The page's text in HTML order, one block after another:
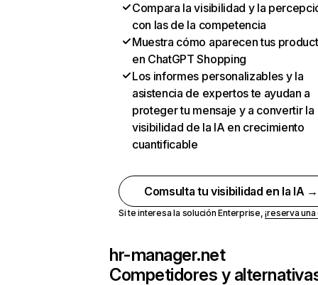
Compara la visibilidad y la
con las de la competencia
Muestra cómo aparecen tus
en ChatGPT Shopping
Los informes personalizables y la
asistencia de expertos te ayudan a
proteger tu mensaje y a convertir la
visibilidad de la IA en crecimiento
cuantificable
Comsulta tu visibilidad en la IA →
Si te interesa la solución Enterprise,¡reserva
hr-manager.net
Competidores y